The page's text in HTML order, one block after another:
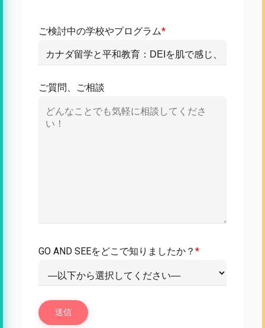
ご検討中の学校やプログラム*
ご質問、ご相談
GO AND SEEをどこで知りましたか？ *